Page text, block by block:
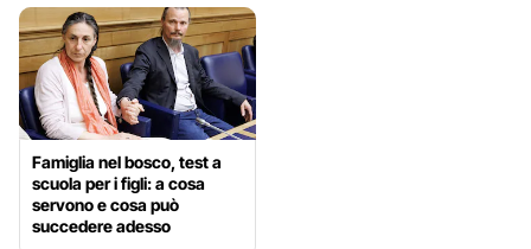
Famiglia nel bosco, test a
scuola per i figli: a cosa
servono e cosa può
succedere adesso